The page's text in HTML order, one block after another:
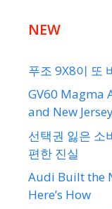
NEW
푸조 9X8이 또
GV60 Magma
and New
선택권 잃은 소
편한 진실
Audi Built the
Here’s How